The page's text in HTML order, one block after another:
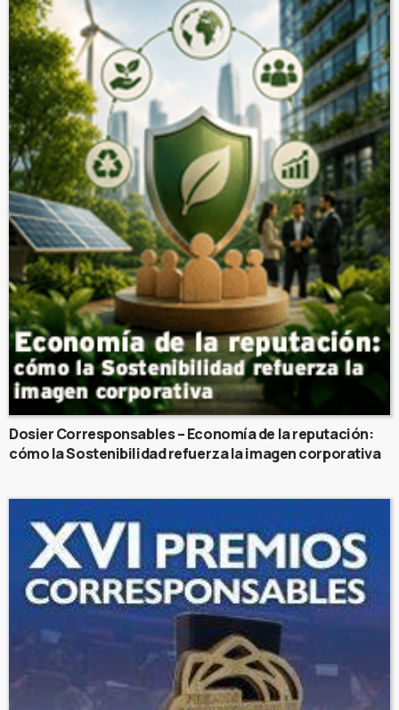
Dosier Corresponsables – Economía de la reputación:
cómo la Sostenibilidad refuerza la imagen corporativa